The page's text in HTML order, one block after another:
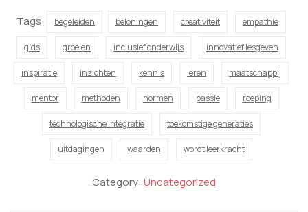
Tags:
begeleiden beloningen creativiteit empathie
gids groeien inclusief onderwijs innovatief lesgeven
inspiratie inzichten kennis leren maatschappij
mentor methoden normen passie roeping
technologische integratie toekomstige generaties
uitdagingen waarden wordt leerkracht
Category: Uncategorized